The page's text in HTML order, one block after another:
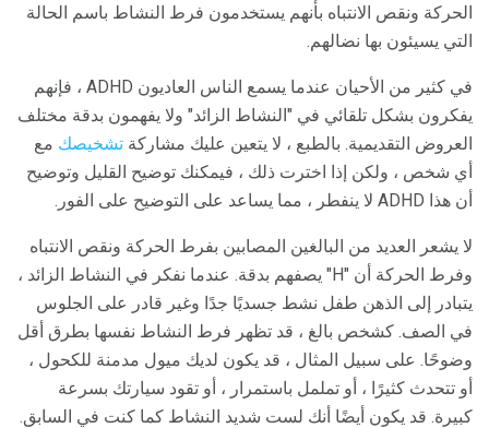
الحركة ونقص الانتباه بأنهم يستخدمون فرط النشاط باسم الحالة
التي يسيئون بها نضالهم.
في كثير من الأحيان عندما يسمع الناس العاديون ADHD ، فإنهم
يفكرون بشكل تلقائي في "النشاط الزائد" ولا يفهمون بدقة مختلف
العروض التقديمية. بالطبع ، لا يتعين عليك مشاركة تشخيصك مع
أي شخص ، ولكن إذا اخترت ذلك ، فيمكنك توضيح القليل وتوضيح
أن هذا ADHD لا ينفطر ، مما يساعد على التوضيح على الفور.
لا يشعر العديد من البالغين المصابين بفرط الحركة ونقص الانتباه
وفرط الحركة أن "H" يصفهم بدقة. عندما نفكر في النشاط الزائد ،
يتبادر إلى الذهن طفل نشط جسديًا جدًا وغير قادر على الجلوس
في الصف. كشخص بالغ ، قد تظهر فرط النشاط نفسها بطرق أقل
وضوحًا. على سبيل المثال ، قد يكون لديك ميول مدمنة للكحول ،
أو تتحدث كثيرًا ، أو تململ باستمرار ، أو تقود سيارتك بسرعة
كبيرة. قد يكون أيضًا أنك لست شديد النشاط كما كنت في السابق.